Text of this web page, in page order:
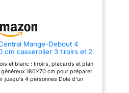
déplacer ou le fixer à votre
guise. 【Mobilité et stabilité
roulettes sont équipées d'un
frein : déplacez facilement l'ilot
et fixez-le fermement une fois
Mange-Debout 4
cm casserolier 3 tiroirs et 2
et blanc : tiroirs, placards et plan
180x70 cm pour préparer
jusqu'à 4 personnes Doté d'un